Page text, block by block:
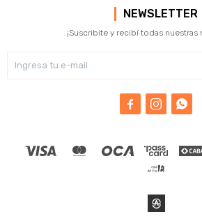
NEWSLETTER
¡Suscribite y recibí todas nuestras
  